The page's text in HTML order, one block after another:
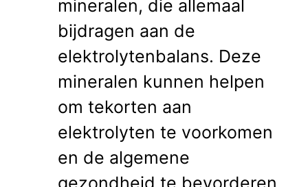
mineralen, die allemaal
bijdragen aan de
elektrolytenbalans. Deze
mineralen kunnen helpen
om tekorten aan
elektrolyten te voorkomen
en de algemene
gezondheid te bevorderen.